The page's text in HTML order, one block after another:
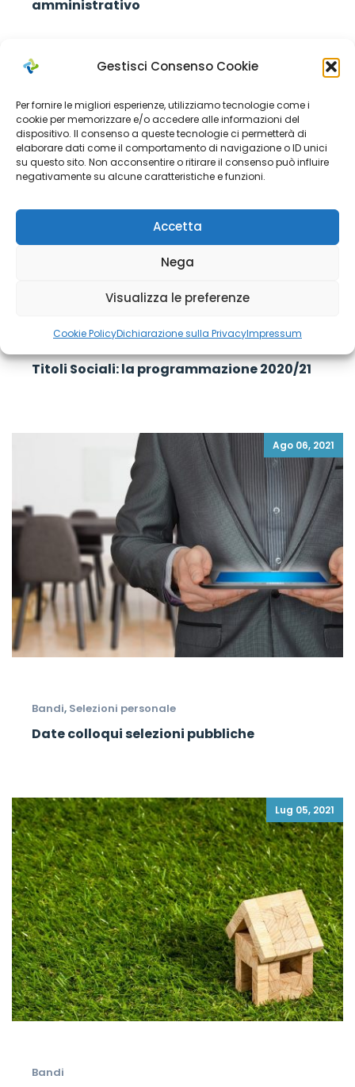
Gestisci Consenso Cookie
Per fornire le migliori esperienze, utilizziamo tecnologie come i
cookie per memorizzare e/o accedere alle informazioni del
dispositivo. Il consenso a queste tecnologie ci permetterà di
elaborare dati come il comportamento di navigazione o ID unici
su questo sito. Non acconsentire o ritirare il consenso può influire
negativamente su alcune caratteristiche e funzioni.
Accetta
Nega
Visualizza le preferenze
Cookie PolicyDichiarazione sulla PrivacyImpressum
amministrativo
Ago 13, 2021
Titoli Sociali: la programmazione 2020/21
Ago 06, 2021
Bandi, Selezioni personale
Date colloqui selezioni pubbliche
Lug 05, 2021
Bandi